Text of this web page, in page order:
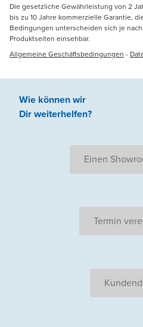
Die gesetzliche Gewährleistung von 2
bis zu 10 Jahre kommerzielle Garantie,
Bedingungen unterscheiden sich je
Produktseiten einsehbar.
Allgemeine Geschäftsbedingungen -
Wie können wir
Dir weiterhelfen?
Einen
Termin